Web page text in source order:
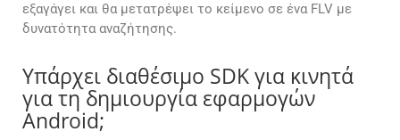
εξαγάγει και θα μετατρέψει το κείμενο σε ένα FLV με
δυνατότητα αναζήτησης.
Υπάρχει διαθέσιμο SDK για κινητά
για τη δημιουργία εφαρμογών
Android;